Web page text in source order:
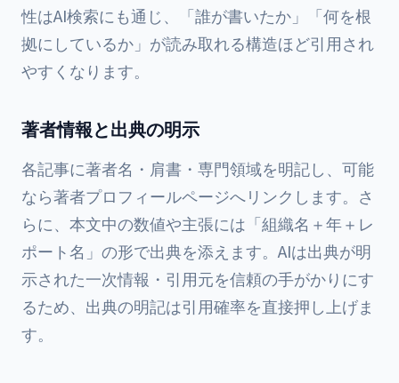
性はAI検索にも通じ、「誰が書いたか」「何を根
拠にしているか」が読み取れる構造ほど引用され
やすくなります。
著者情報と出典の明示
各記事に著者名・肩書・専門領域を明記し、可能
なら著者プロフィールページへリンクします。さ
らに、本文中の数値や主張には「組織名＋年＋レ
ポート名」の形で出典を添えます。AIは出典が明
示された一次情報・引用元を信頼の手がかりにす
るため、出典の明記は引用確率を直接押し上げま
す。